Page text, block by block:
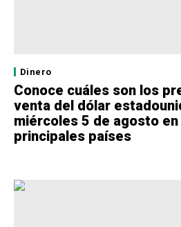
Dinero
Conoce cuáles son los
venta del dólar
miércoles 5 de agosto
principales países